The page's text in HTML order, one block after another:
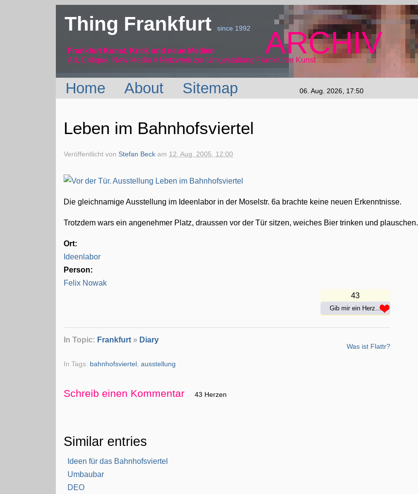
Thing Frankfurtsince 1992
Frankfurt Kunst, Kritik und neue Medien
Art, Critique, New Media // Netzwerk
ARCHIV
zur Umgestaltung Frankfurter Kunst
Home About Sitemap 06. Aug. 2026, 17:50
Leben im Bahnhofsviertel
Veröffentlicht vonStefan Beck am 12. Aug. 2005, 12:00
Die gleichnamige Ausstellung im Ideenlabor in der Moselstr. 6a brachte keine neuen Erkenntnisse.
Trotzdem wars ein angenehmer Platz, draussen vor der Tür sitzen, weiches Bier trinken und plauschen.
Ort:
Ideenlabor
Person:
Felix Nowak
43
Gib mir ein Herz...
In Topic: Frankfurt » Diary
In Tags: bahnhofsviertel ,ausstellung
Was ist Flattr?
Schreib einen Kommentar 43 Herzen
Similar entries
Ideen für das Bahnhofsviertel
Umbaubar
DEO